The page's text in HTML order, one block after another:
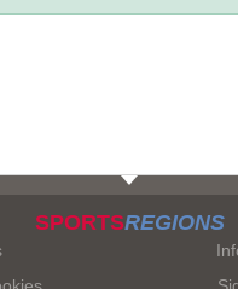
SPORTSREGIONS